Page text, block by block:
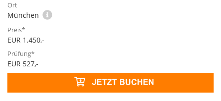
München
EUR 1.450,-
EUR 527,-